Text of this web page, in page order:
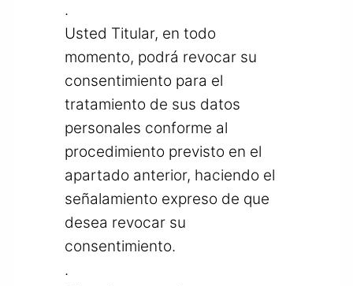
.
Usted Titular, en todo
momento, podrá revocar su
consentimiento para el
tratamiento de sus datos
personales conforme al
procedimiento previsto en el
apartado anterior, haciendo el
señalamiento expreso de que
desea revocar su
consentimiento.
.